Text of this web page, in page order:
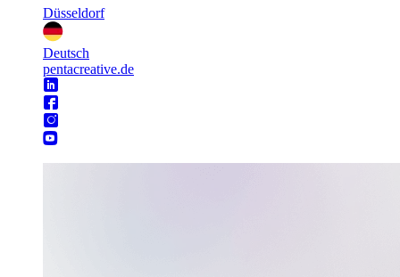
Düsseldorf
Deutsch
pentacreative.de